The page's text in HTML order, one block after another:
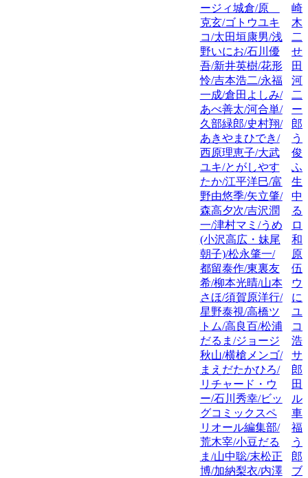
ージィ城倉/原
克玄/ゴトウユキ
コ/太田垣康男/浅
野いにお/石川優
吾/新井英樹/花形
怜/吉本浩二/永福
一成/倉田よしみ/
あべ善太/河合単/
久部緑郎/史村翔/
あきやまひでき/
西原理恵子/大武
ユキ/とがしやす
たか/江平洋巳/富
野由悠季/矢立肇/
森高夕次/吉沢潤
一/津村マミ/うめ
(小沢高広・妹尾
朝子)/松永肇一/
都留泰作/東裏友
希/柳本光晴/山本
さほ/須賀原洋行/
星野泰視/高橋ツ
トム/高良百/松浦
だるま/ジョージ
秋山/横槍メンゴ/
まえだたかひろ/
リチャード・ウ
ー/石川秀幸/ビッ
グコミックスペ
リオール編集部/
荒木宰/小豆だる
ま/山中聡/末松正
博/加納梨衣/内澤
崎
木
二
せ
田
河
二
ー
郎
う
俊/
ふ
生
中
る
ロ
和
原
伍/
ウ
に
ユ
コ
浩
サ
郎
田
ル
車/
福
う
郎
ブ